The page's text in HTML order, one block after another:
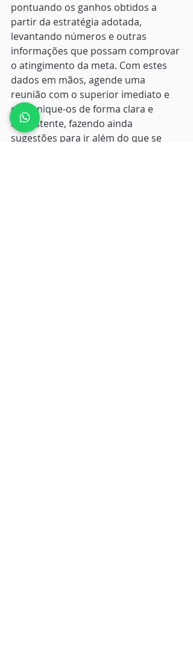
pontuando os ganhos obtidos a
partir da estratégia adotada,
levantando números e outras
informações que possam comprovar
o atingimento da meta. Com estes
dados em mãos, agende uma
reunião com o superior imediato e
comunique-os de forma clara e
consistente, fazendo ainda
sugestões para ir além do que se